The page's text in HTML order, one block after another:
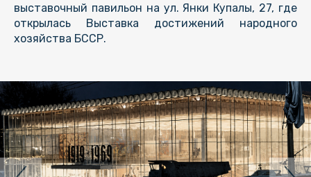
выставочный павильон на ул. Янки Купалы, 27, где
открылась Выставка достижений народного
хозяйства БССР.